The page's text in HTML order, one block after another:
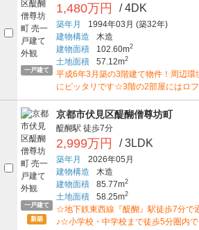
一戸建て
1,480万円 / 4DK
築年月 1994年03月 (築32年)
建物構造
木造
建物面積
102.60m2
土地面積 57.12m2
平成6年3月築の3階建て物件！周辺環
にピッタリです☆3階の2部屋にはロ
一戸建て
新築
京都市伏見区醍醐僧尊坊町
醍醐駅 徒歩7分
2,999万円 / 3LDK
築年月
2026年05月
建物構造
木造
建物面積
85.77m2
土地面積 58.25m2
☆地下鉄東西線『醍醐』駅徒歩7分で
♪☆小学校・中学校まで徒歩5分圏内で